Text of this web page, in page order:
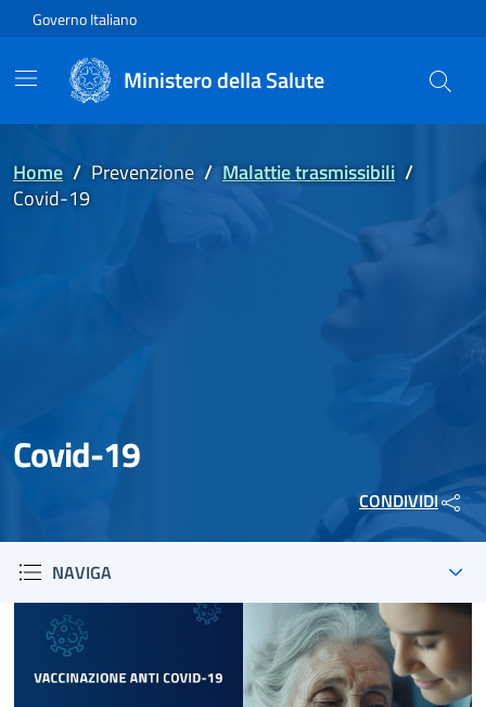
Vai direttamente al contenuto
Governo Italiano
Ministero della Salute
Home / Prevenzione / Malattie trasmissibili /
Covid-19
Covid-19
CONDIVIDI
NAVIGA